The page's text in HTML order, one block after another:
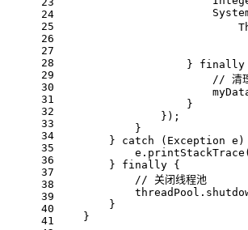
24
25
26
27
28
29
30
31
32
33
34
35
36
37
38
39
40
41
                    }
finally
// 清
                    }
                });
            }
        }
catch (Exception
        }
finally {
// 关闭线程池
        }
    }